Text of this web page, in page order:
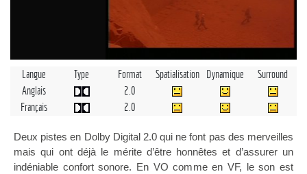
Langue Type Format Spatialisation Dynamique
Surround
Anglais
2.0
Français
2.0
Deux pistes en Dolby Digital 2.0 qui ne font pas des merveilles
mais qui ont déjà le mérite d’être honnêtes et d’assurer un
indéniable confort sonore. En VO comme en VF, le son est